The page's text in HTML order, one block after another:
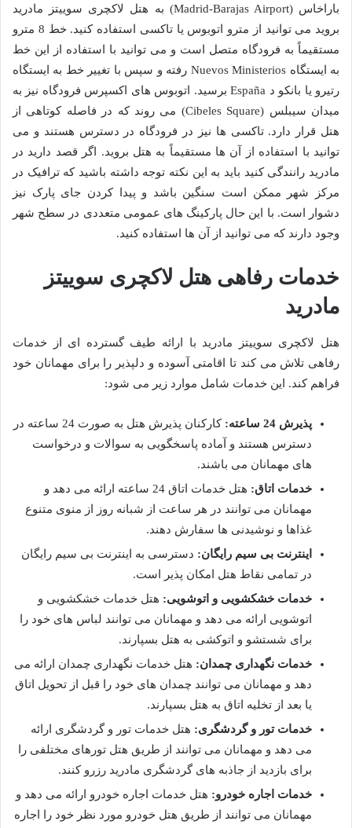
باراخاس (Madrid-Barajas Airport) به هتل لاکچری سوییتز مادرید
بروید می توانید از مترو اتوبوس یا تاکسی استفاده کنید. خط 8 مترو
مستقیماً به فرودگاه متصل است و می توانید با استفاده از این خط
به ایستگاه Nuevos Ministerios رفته و سپس با تغییر خط به ایستگاه
رتیرو یا بانکو د España برسید. اتوبوس های اکسپرس فرودگاه نیز به
میدان سیبلس (Cibeles Square) می روند که در فاصله کوتاهی از
هتل قرار دارد. تاکسی ها نیز در فرودگاه در دسترس هستند و می
توانید با استفاده از آن ها مستقیماً به هتل بروید. اگر قصد دارید در
مادرید رانندگی کنید باید به این نکته توجه داشته باشید که ترافیک در
مرکز شهر ممکن است سنگین باشد و پیدا کردن جای پارک نیز
دشوار است. با این حال پارکینگ های عمومی متعددی در سطح شهر
وجود دارند که می توانید از آن ها استفاده کنید.
خدمات رفاهی هتل لاکچری سوییتز
مادرید
هتل لاکچری سوییتز مادرید با ارائه طیف گسترده ای از خدمات
رفاهی تلاش می کند تا اقامتی آسوده و دلپذیر را برای مهمانان خود
فراهم کند. این خدمات شامل موارد زیر می شود:
پذیرش 24 ساعته:
کارکنان پذیرش هتل به صورت 24 ساعته در
دسترس هستند و آماده پاسخگویی به سوالات و درخواست
های مهمانان می باشند.
خدمات اتاق:
هتل خدمات اتاق 24 ساعته ارائه می دهد و
مهمانان می توانند در هر ساعت از شبانه روز از منوی متنوع
غذاها و نوشیدنی ها سفارش دهند.
اینترنت بی سیم رایگان: دسترسی به اینترنت بی سیم رایگان
در تمامی نقاط هتل امکان پذیر است.
خدمات خشکشویی و اتوشویی: هتل خدمات خشکشویی و
اتوشویی ارائه می دهد و مهمانان می توانند لباس های خود را
برای شستشو و اتوکشی به هتل بسپارند.
خدمات نگهداری چمدان: هتل خدمات نگهداری چمدان ارائه می
دهد و مهمانان می توانند چمدان های خود را قبل از تحویل اتاق
یا بعد از تخلیه اتاق به هتل بسپارند.
خدمات تور و گردشگری: هتل خدمات تور و گردشگری ارائه
می دهد و مهمانان می توانند از طریق هتل تورهای مختلفی را
برای بازدید از جاذبه های گردشگری مادرید رزرو کنند.
خدمات اجاره خودرو: هتل خدمات اجاره خودرو ارائه می دهد و
مهمانان می توانند از طریق هتل خودرو مورد نظر خود را اجاره